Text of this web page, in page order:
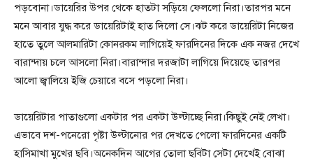
পড়বোনা।ডায়েরির উপর থেকে হাতটা সড়িয়ে ফেললো নিরা।তারপর মনে
মনে আবার যুদ্ধ করে ডায়েরিটাই হাত দিলো সে।ঝট করে ডায়েরিটা নিজের
হাতে তুলে আলমারিটা কোনরকম লাগিয়েই ফারদিনের দিকে এক নজর দেখে
বারান্দায় চলে আসলো নিরা।বারান্দার দরজাটা লাগিয়ে দিয়েছে তারপর
আলো জ্বালিয়ে ইজি চেয়ারে বসে পড়লো নিরা।
ডায়েরিটার পাতাগুলো একটার পর একটা উল্টাচ্ছে নিরা।কিছুই নেই লেখা।
এভাবে দশ-পনেরো পৃষ্টা উল্টানোর পর দেখতে পেলো ফারদিনের একটি
হাসিমাখা মুখের ছবি।অনেকদিন আগের তোলা ছবিটা সেটা দেখেই বোঝা